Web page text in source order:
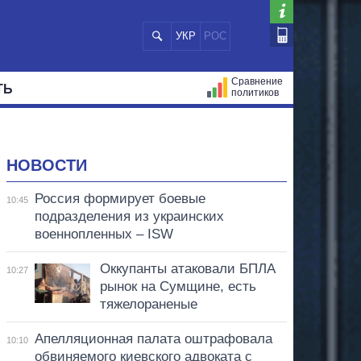
УКР РОС
Сравнение
политиков
НОВОСТИ
10:45
Россия формирует боевые
подразделения из украинских
военнопленных – ISW
10:27
Оккупанты атаковали БПЛА
рынок на Сумщине, есть
тяжелораненые
10:10
Апелляционная палата оштрафовала
обвиняемого киевского адвоката с